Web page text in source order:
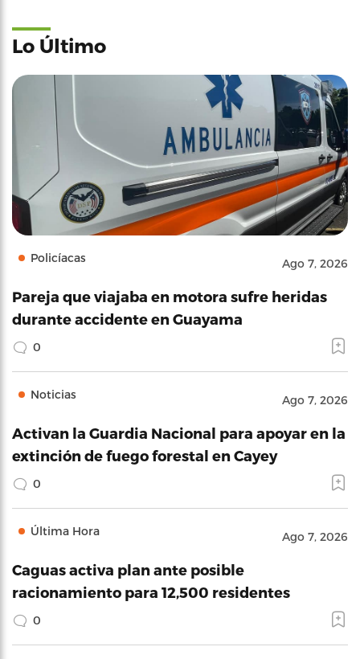
Lo Último
Policíacas Ago 7, 2026
Pareja que viajaba en motora sufre heridas
durante accidente en Guayama
0
Noticias Ago 7, 2026
Activan la Guardia Nacional para apoyar en la
extinción de fuego forestal en Cayey
0
Última Hora Ago 7, 2026
Caguas activa plan ante posible
racionamiento para 12,500 residentes
0